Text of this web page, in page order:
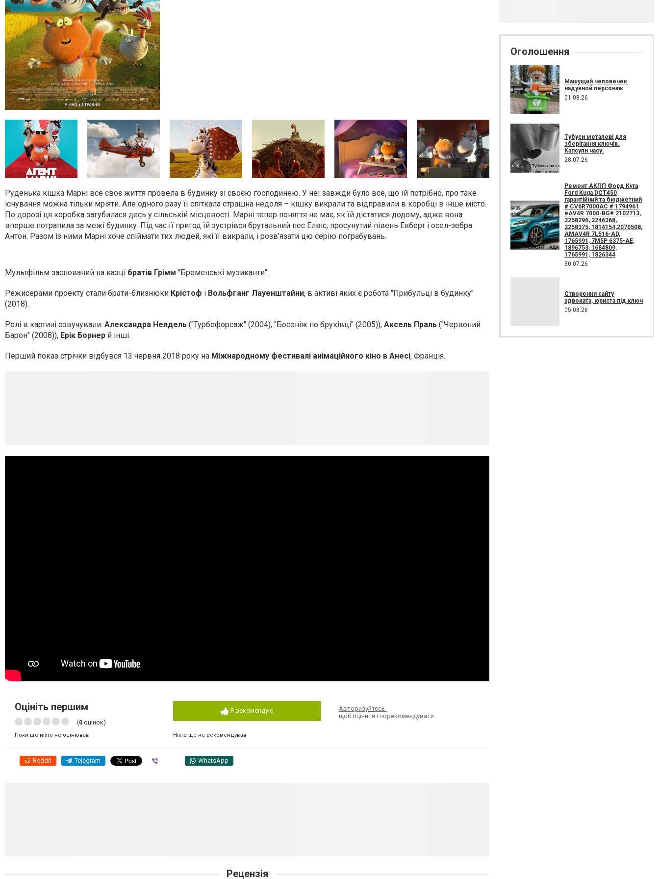
Руденька кішка Марні все своє життя провела в будинку зі своєю господинею. У неї завжди було все, що їй потрібно, про таке
існування можна тільки мріяти. Але одного разу її спіткала страшна недоля – кішку викрали та відправили в коробці в інше місто.
По дорозі ця коробка загубилася десь у сільській місцевості. Марні тепер поняття не має, як їй дістатися додому, адже вона
вперше потрапила за межі будинку. Під час її пригод їй зустрівся брутальний пес Елвіс, просунутий півень Екберт і осел-зебра
Антон. Разом із ними Марні хоче спіймати тих людей, які її викрали, і розв'язати цю серію пограбувань.
Мультфільм заснований на казці братів Грімм "Бременські музиканти".
Режисерами проекту стали брати-близнюки Крістоф і Вольфганг Лауенштайни, в активі яких є робота "Прибульці в будинку"
(2018).
Ролі в картині озвучували: Александра Нелдель ("Турбофорсаж" (2004), "Босоніж по бруківці" (2005)), Аксель Праль ("Червоний
Барон" (2008)), Ерік Борнер й інші.
Перший показ стрічки відбувся 13 червня 2018 року на Міжнародному фестивалі анімаційного кіно в Анесі, Франція.
Оцініть першим
(0 оцінок)
Поки ще ніхто не оцінював
Я рекомендую
Ніхто ще не рекомендував
Авторизуйтесь,
щоб оцінити і порекомендувати
Reddit Telegram WhatsApp
Рецензія
Оголошення
Машущий человечек
надувной персонаж
01.08.26
Тубуси металеві для
зберігання ключів.
Капсули часу.
28.07.26
Ремонт АКПП Форд Куга
Ford Kuga DCT450
гарантійний та бюджетний
# CV6R7000AC # 1794961
#AV4R 7000-BG# 2102713,
2258296, 2246368,
2258375, 1814154,2070508,
AMAV4R 7L516-AD,
1765991, 7M5P 6375-AE,
1896753, 1684809,
1765991, 1826344
30.07.26
Створення сайту
адвоката, юриста під ключ
05.08.26